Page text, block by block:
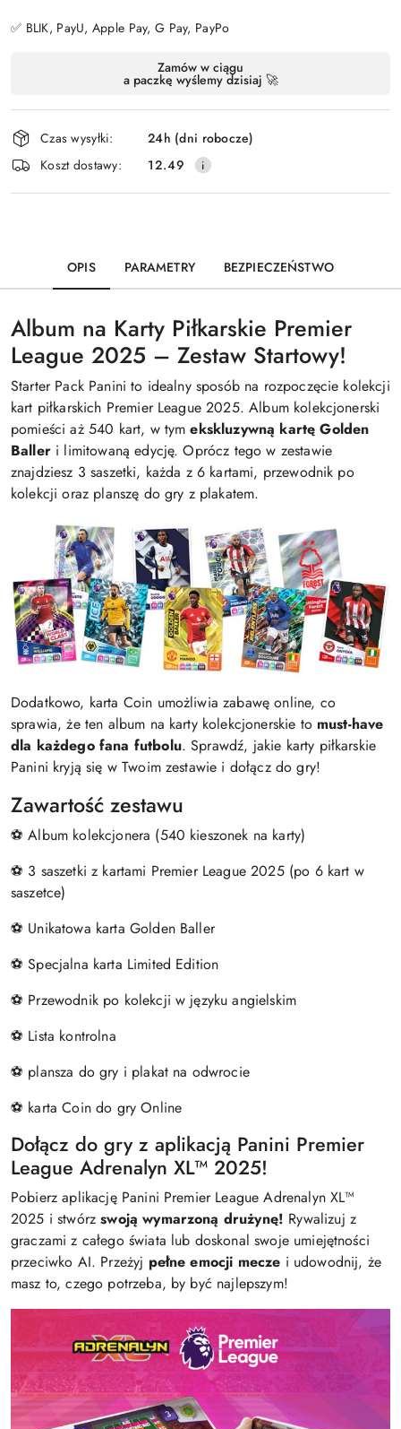
✅ BLIK, PayU, Apple Pay, G Pay, PayPo
dostawa
Zamów w ciągu
a paczkę wyślemy dzisiaj 🚀
Czas wysyłki:
24h (dni robocze)
Koszt dostawy:
12.49
OPIS PARAMETRY BEZPIECZEŃSTWO
Album na Karty Piłkarskie Premier
League 2025 – Zestaw Startowy!
Starter Pack Panini to idealny sposób na rozpoczęcie kolekcji
kart piłkarskich Premier League 2025. Album kolekcjonerski
pomieści aż 540 kart, w tymekskluzywną kartę Golden
Balleri limitowaną edycję. Oprócz tego w zestawie
znajdziesz 3 saszetki, każda z 6 kartami, przewodnik po
kolekcji oraz planszę do gry z plakatem.
Dodatkowo, karta Coin umożliwia zabawę online, co
sprawia, że ten album na karty kolekcjonerskie to must-have
dla każdego fana futbolu. Sprawdź, jakie karty piłkarskie
Panini kryją się w Twoim zestawie i dołącz do gry!
Zawartość zestawu
⚽ Album kolekcjonera (540 kieszonek na karty)
⚽ 3 saszetki z kartami Premier League 2025 (po 6 kart w
saszetce)
⚽ Unikatowa karta Golden Baller
⚽ Specjalna karta Limited Edition
⚽ Przewodnik po kolekcji w języku angielskim
⚽ Lista kontrolna
⚽ plansza do gry i plakat na odwrocie
⚽ karta Coin do gry Online
Dołącz do gry z aplikacją Panini Premier
League Adrenalyn XL™ 2025!
Pobierz aplikację Panini Premier League Adrenalyn XL™
2025 i stwórzswoją wymarzoną drużynę! Rywalizuj z
graczami z całego świata lub doskonal swoje umiejętności
przeciwko AI. Przeżyj pełne emocji mecze i udowodnij, że
masz to, czego potrzeba, by być najlepszym!